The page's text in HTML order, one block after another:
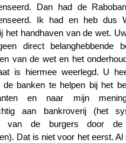
Dan had de
Ik had en heb dus
het handhaven van de wet.
direct belanghebbende
van de wet en het
is hiermee weerlegd. U
de banken te helpen bij het
en naar mijn
aan bankroverij (het
van de burgers door de
Dat is niet voor het eerst. Al